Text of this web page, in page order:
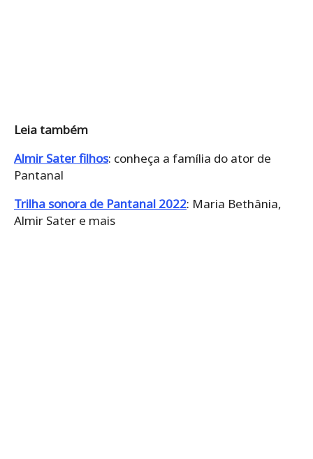
Leia também
Almir Sater filhos: conheça a família do ator de
Pantanal
Trilha sonora de Pantanal 2022: Maria Bethânia,
Almir Sater e mais